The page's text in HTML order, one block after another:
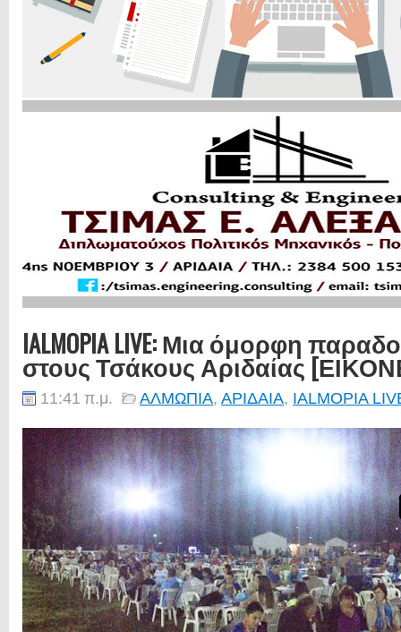
IALMOPIA LIVE: Μια όμορφη
στους Τσάκους Αριδαίας
11:41 π.μ. ΑΛΜΩΠΙΑ, ΑΡΙΔΑΙΑ, IALMOPIA